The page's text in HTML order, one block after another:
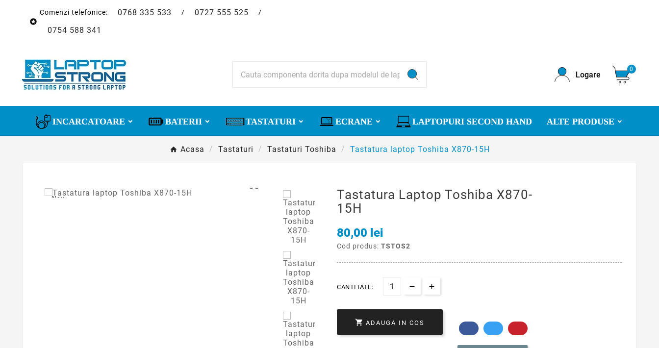

Comenzi telefonice: 0768 335 533 / 0727 555 525 /
0754 588 341
Logare
0
INCARCATOARE BATERII TASTATURI ECRANE LAPTOPURI SECOND HAND ALTE PRODUSE
Acasa Tastaturi Tastaturi Toshiba Tastatura laptop Toshiba X870-15H
Nou
Tastatura Laptop Toshiba X870-
15H
80,00 lei
Cod produs: TSTOS2
CANTITATE:
 ADAUGA IN COS